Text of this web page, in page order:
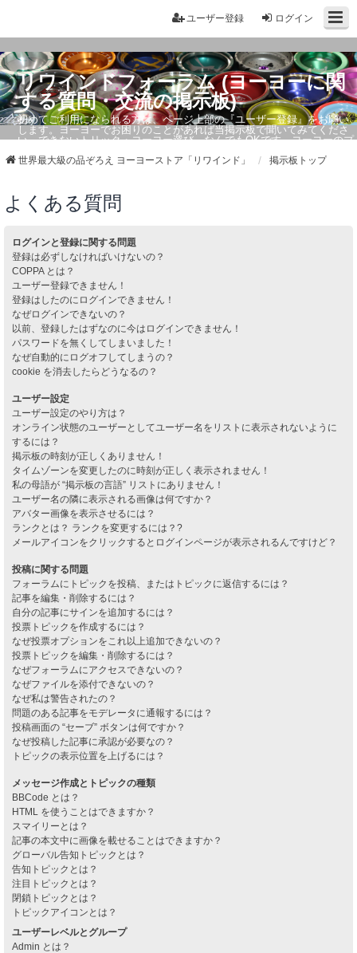
ログイン
ユーザー登録
リワインドフォーラム (ヨーヨーに関
する質問・交流の掲示板)
初めてご利用になられる方は、ページ上部の『ユーザー登録』をお願い
します。ヨーヨーでお困りのことがあれば当掲示板で聞いてみてくださ
い。できないトリック・ヨーヨー選び、なんでもOKです。ヨーヨーのプ
世界最大級の品ぞろえ ヨーヨーストア「リワインド」 掲示板トップ
よくある質問
ログインと登録に関する問題
登録は必ずしなければいけないの？
COPPA とは？
ユーザー登録できません！
登録はしたのにログインできません！
なぜログインできないの？
以前、登録したはずなのに今はログインできません！
パスワードを無くしてしまいました！
なぜ自動的にログオフしてしまうの？
cookie を消去したらどうなるの？
ユーザー設定
ユーザー設定のやり方は？
オンライン状態のユーザーとしてユーザー名をリストに表示されないように
するには？
掲示板の時刻が正しくありません！
タイムゾーンを変更したのに時刻が正しく表示されません！
私の母語が “掲示板の言語” リストにありません！
ユーザー名の隣に表示される画像は何ですか？
アバター画像を表示させるには？
ランクとは？ ランクを変更するには？?
メールアイコンをクリックするとログインページが表示されるんですけど？
投稿に関する問題
フォーラムにトピックを投稿、またはトピックに返信するには？
記事を編集・削除するには？
自分の記事にサインを追加するには？
投票トピックを作成するには？
なぜ投票オプションをこれ以上追加できないの？
投票トピックを編集・削除するには？
なぜフォーラムにアクセスできないの？
なぜファイルを添付できないの？
なぜ私は警告されたの？
問題のある記事をモデレータに通報するには？
投稿画面の “セーブ” ボタンは何ですか？
なぜ投稿した記事に承認が必要なの？
トピックの表示位置を上げるには？
メッセージ作成とトピックの種類
BBCode とは？
HTML を使うことはできますか？
スマイリーとは？
記事の本文中に画像を載せることはできますか？
グローバル告知トピックとは？
告知トピックとは？
注目トピックとは？
閉鎖トピックとは？
トピックアイコンとは？
ユーザーレベルとグループ
Admin とは？